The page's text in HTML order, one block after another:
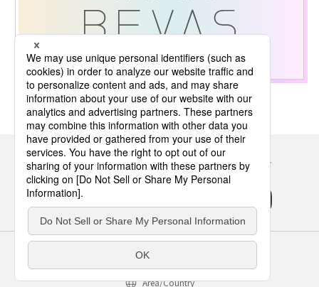
詳しくはこちら
Panasonicの住まい・くらし SNSアカウント
パナソニック ホールディングス
Area/Country